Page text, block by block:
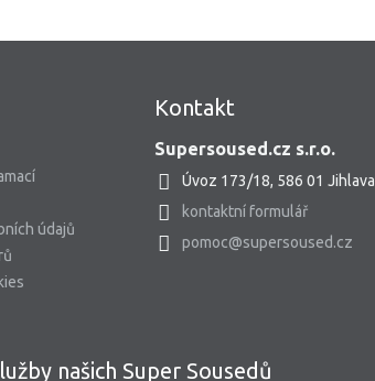
údajů
Kontakt
Supersoused.cz s.r.o.
Úvoz 173/18, 586 01 Jihlava
kontaktní formulář
pomoc@supersoused.cz
našich Super Sousedů